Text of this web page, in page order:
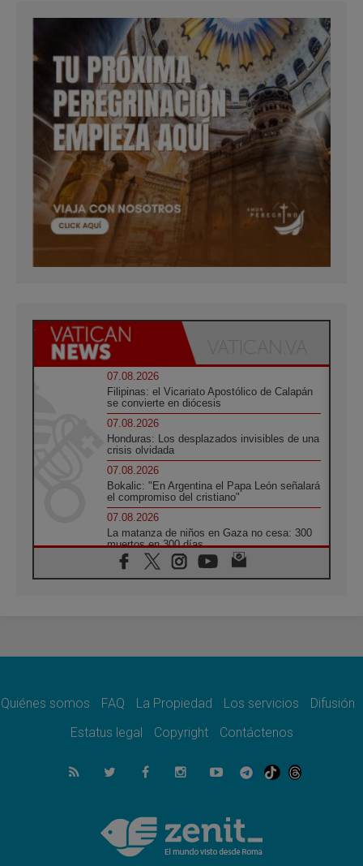
07.08.2026
Filipinas: el Vicariato Apostólico de Calapán
se convierte en diócesis
07.08.2026
Honduras: Los desplazados invisibles de una
crisis olvidada
07.08.2026
Bokalic: "En Argentina el Papa León señalará
el compromiso del cristiano"
07.08.2026
La matanza de niños en Gaza no cesa: 300
muertos en 300 días
07.08.2026
Tagle: La guerra desfigura el mundo, solo la
como misión al servicio del Evangelio
SIGNIS 2026, dar voz a las religiosas en el
espacio público
07.08.2026
Lanzan un proyecto de empoderamiento
Programa oficial del Viaje Apostólico del
Papa León XIV a Francia
Quiénes somos FAQ La Propiedad Los servicios
Difusión
Estatus legal
Copyright Contáctenos